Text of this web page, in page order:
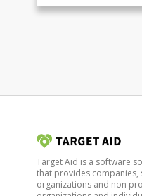
Target Aid is a software
that provides companies,
organizations and non